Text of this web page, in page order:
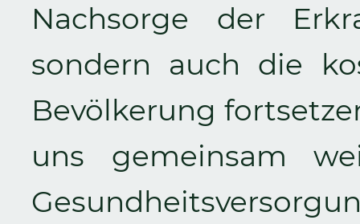
Nachsorge der
sondern auch die
Bevölkerung
uns gemeinsam